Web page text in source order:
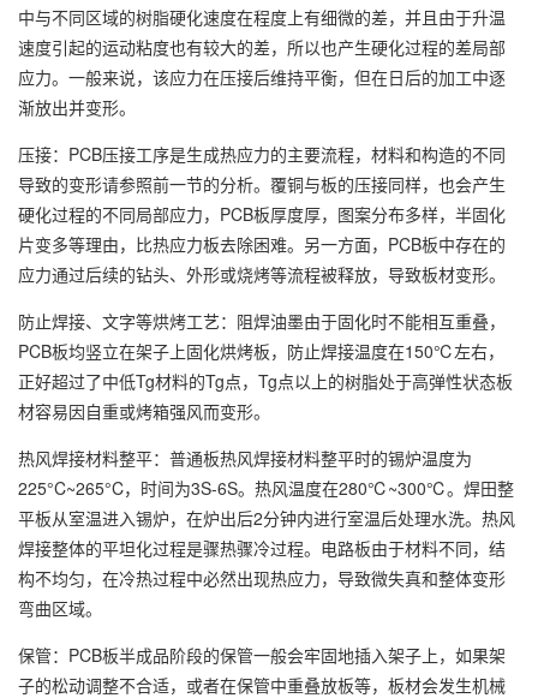
中与不同区域的树脂硬化速度在程度上有细微的差，并且由于升温
速度引起的运动粘度也有较大的差，所以也产生硬化过程的差局部
应力。一般来说，该应力在压接后维持平衡，但在日后的加工中逐
渐放出并变形。
压接：PCB压接工序是生成热应力的主要流程，材料和构造的不同
导致的变形请参照前一节的分析。覆铜与板的压接同样，也会产生
硬化过程的不同局部应力，PCB板厚度厚，图案分布多样，半固化
片变多等理由，比热应力板去除困难。另一方面，PCB板中存在的
应力通过后续的钻头、外形或烧烤等流程被释放，导致板材变形。
防止焊接、文字等烘烤工艺：阻焊油墨由于固化时不能相互重叠，
PCB板均竖立在架子上固化烘烤板，防止焊接温度在150℃左右，
正好超过了中低Tg材料的Tg点，Tg点以上的树脂处于高弹性状态板
材容易因自重或烤箱强风而变形。
热风焊接材料整平：普通板热风焊接材料整平时的锡炉温度为
225°C~265°C，时间为3S-6S。热风温度在280℃~300℃。焊田整
平板从室温进入锡炉，在炉出后2分钟内进行室温后处理水洗。热风
焊接整体的平坦化过程是骤热骤冷过程。电路板由于材料不同，结
构不均匀，在冷热过程中必然出现热应力，导致微失真和整体变形
弯曲区域。
保管：PCB板半成品阶段的保管一般会牢固地插入架子上，如果架
子的松动调整不合适，或者在保管中重叠放板等，板材会发生机械